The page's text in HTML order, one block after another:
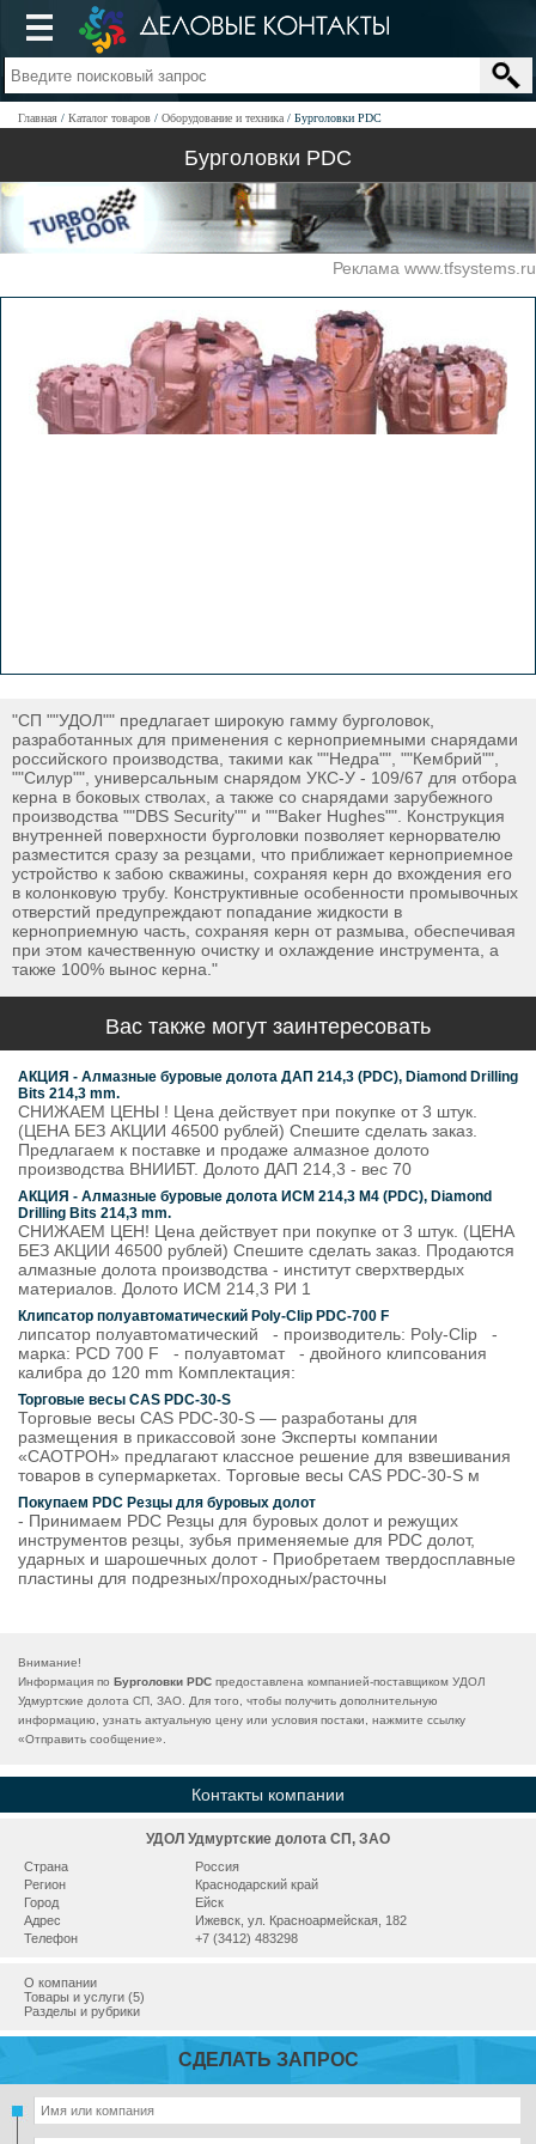
Главная Каталог товаров Оборудование и техника Бурголовки PDC
Бурголовки PDC
Реклама www.tfsystems.ru
"СП ""УДОЛ"" предлагает широкую гамму бурголовок,
разработанных для применения с керноприемными снарядами
российского производства, такими как ""Недра"", ""Кембрий"",
""Силур"", универсальным снарядом УКС-У - 109/67 для отбора
керна в боковых стволах, а также со снарядами зарубежного
производства ""DBS Security"" и ""Baker Hughes"". Конструкция
внутренней поверхности бурголовки позволяет кернорвателю
разместится сразу за резцами, что приближает керноприемное
устройство к забою скважины, сохраняя керн до вхождения его
в колонковую трубу. Конструктивные особенности промывочных
отверстий предупреждают попадание жидкости в
керноприемную часть, сохраняя керн от размыва, обеспечивая
при этом качественную очистку и охлаждение инструмента, а
также 100% вынос керна."
Вас также могут заинтересовать
АКЦИЯ - Алмазные буровые долота ДАП 214,3 (PDC), Diamond Drilling
Bits 214,3 mm.
СНИЖАЕМ ЦЕНЫ ! Цена действует при покупке от 3 штук.
(ЦЕНА БЕЗ АКЦИИ 46500 рублей) Спешите сделать заказ.
Предлагаем к поставке и продаже алмазное долото
производства ВНИИБТ. Долото ДАП 214,3 - вес 70
АКЦИЯ - Алмазные буровые долота ИСМ 214,3 М4 (PDC), Diamond
Drilling Bits 214,3 mm.
СНИЖАЕМ ЦЕН! Цена действует при покупке от 3 штук. (ЦЕНА
БЕЗ АКЦИИ 46500 рублей) Спешите сделать заказ. Продаются
алмазные долота производства - институт сверхтвердых
материалов. Долото ИСМ 214,3 РИ 1
Клипсатор полуавтоматический Poly-Clip PDC-700 F
липсатор полуавтоматический - производитель: Poly-Clip -
марка: PCD 700 F - полуавтомат - двойного клипсования
калибра до 120 mm Комплектация:
Торговые весы CAS PDC-30-S
Торговые весы CAS PDC-30-S — разработаны для
размещения в прикассовой зоне Эксперты компании
«САОТРОН» предлагают классное решение для взвешивания
товаров в супермаркетах. Торговые весы CAS PDC-30-S м
Покупаем PDC Резцы для буровых долот
- Принимаем PDC Резцы для буровых долот и режущих
инструментов резцы, зубья применяемые для PDC долот,
ударных и шарошечных долот - Приобретаем твердосплавные
пластины для подрезных/проходных/расточны
Внимание!
Информация по Бурголовки PDC предоставлена компанией-поставщиком УДОЛ
Удмуртские долота СП, ЗАО. Для того, чтобы получить дополнительную
информацию, узнать актуальную цену или условия постаки, нажмите ссылку
«Отправить сообщение».
Контакты компании
УДОЛ Удмуртские долота СП, ЗАО
Страна
Россия
Регион
Краснодарский край
Город
Ейск
Адрес
Ижевск, ул. Красноармейская, 182
Телефон
+7 (3412) 483298
О компании
Товары и услуги (5)
Разделы и рубрики
СДЕЛАТЬ ЗАПРОС